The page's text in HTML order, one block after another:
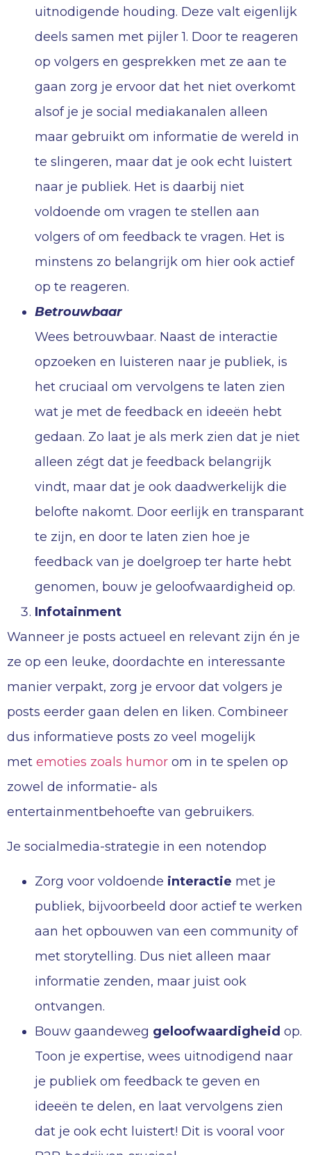
uitnodigende houding. Deze valt eigenlijk
deels samen met pijler 1. Door te reageren
op volgers en gesprekken met ze aan te
gaan zorg je ervoor dat het niet overkomt
alsof je je social mediakanalen alleen
maar gebruikt om informatie de wereld in
te slingeren, maar dat je ook echt luistert
naar je publiek. Het is daarbij niet
voldoende om vragen te stellen aan
volgers of om feedback te vragen. Het is
minstens zo belangrijk om hier ook actief
op te reageren.
Betrouwbaar
Wees betrouwbaar. Naast de interactie
opzoeken en luisteren naar je publiek, is
het cruciaal om vervolgens te laten zien
wat je met de feedback en ideeën hebt
gedaan. Zo laat je als merk zien dat je niet
alleen zégt dat je feedback belangrijk
vindt, maar dat je ook daadwerkelijk die
belofte nakomt. Door eerlijk en transparant
te zijn, en door te laten zien hoe je
feedback van je doelgroep ter harte hebt
genomen, bouw je geloofwaardigheid op.
Infotainment
Wanneer je posts actueel en relevant zijn én je
ze op een leuke, doordachte en interessante
manier verpakt, zorg je ervoor dat volgers je
posts eerder gaan delen en liken. Combineer
dus informatieve posts zo veel mogelijk
met emoties zoals humor om in te spelen op
zowel de informatie- als
entertainmentbehoefte van gebruikers.
Je socialmedia-strategie in een notendop
Zorg voor voldoende interactie met je
publiek, bijvoorbeeld door actief te werken
aan het opbouwen van een community of
met storytelling. Dus niet alleen maar
informatie zenden, maar juist ook
ontvangen.
Bouw gaandeweg geloofwaardigheid op.
Toon je expertise, wees uitnodigend naar
je publiek om feedback te geven en
ideeën te delen, en laat vervolgens zien
dat je ook echt luistert! Dit is vooral voor